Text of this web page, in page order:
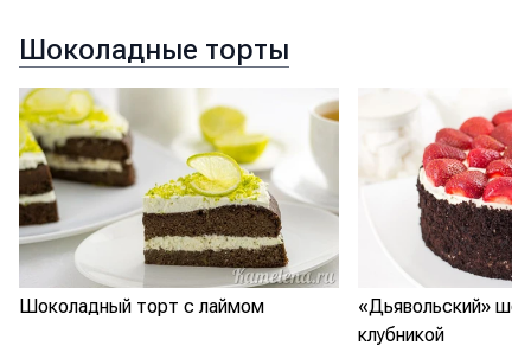
Шоколадные торты
Шоколадный торт с лаймом
«Дьявольский»
клубникой